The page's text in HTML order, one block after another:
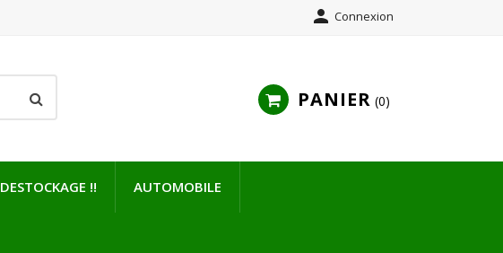
 Connexion
PANIER 0
DESTOCKAGE !! AUTOMOBILE